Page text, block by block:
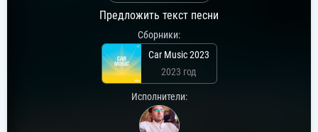
Предложить текст песни
Сборники:
Car Music 2023
2023 год
Исполнители: